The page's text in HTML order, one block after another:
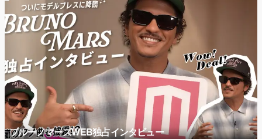
ブルーノマーズWEB独占インタビュー